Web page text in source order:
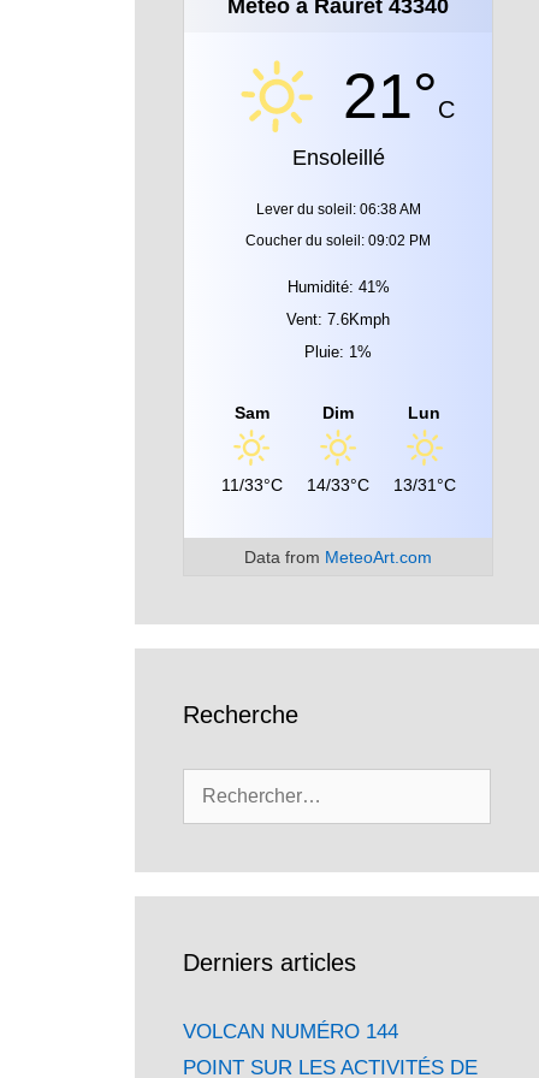
Météo à Rauret 43340
21°C
Ensoleillé
Lever du soleil: 06:38 AM
Coucher du soleil: 09:02 PM
Humidité: 41%
Vent: 7.6Kmph
Pluie: 1%
Sam
11/33°C
Dim
14/33°C
Lun
13/31°C
Data from MeteoArt.com
Recherche
Derniers articles
VOLCAN NUMÉRO 144
POINT SUR LES ACTIVITÉS DE